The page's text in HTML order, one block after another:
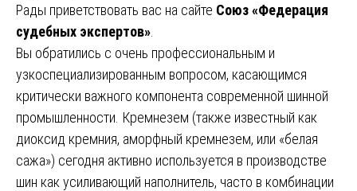
Рады приветствовать вас на сайте Союз «Федерация
судебных экспертов»
Вы обратились с очень профессиональным и
узкоспециализированным вопросом, касающимся
критически важного компонента современной шинной
промышленности. Кремнезем (также известный как
диоксид кремния, аморфный кремнезем, или «белая
сажа») сегодня активно используется в производстве
шин как усиливающий наполнитель, часто в комбинации